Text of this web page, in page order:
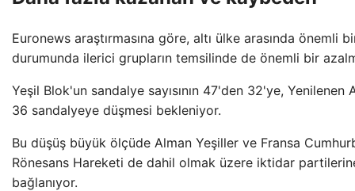
Euronews araştırmasına göre, altı ülke arasında önemli
durumunda ilerici grupların temsilinde de önemli bir
Yeşil Blok'un sandalye sayısının 47'den 32'ye,
36 sandalyeye düşmesi bekleniyor.
Bu düşüş büyük ölçüde Alman Yeşiller ve Fransa
Rönesans Hareketi de dahil olmak üzere iktidar
bağlanıyor.